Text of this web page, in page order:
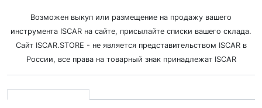
Возможен выкуп или размещение на продажу вашего
инструмента ISCAR на сайте, присылайте списки вашего склада.
Сайт ISCAR.STORE - не является представительством ISCAR в
России, все права на товарный знак принадлежат ISCAR